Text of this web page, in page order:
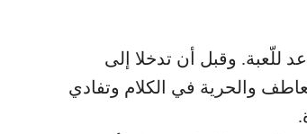
للّعبة. وقبل أن تدخلا إلى
والحرية في الكلام وتفادي